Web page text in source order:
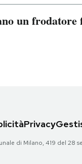
un frodatore
Privacy
di Milano, 419 del 28